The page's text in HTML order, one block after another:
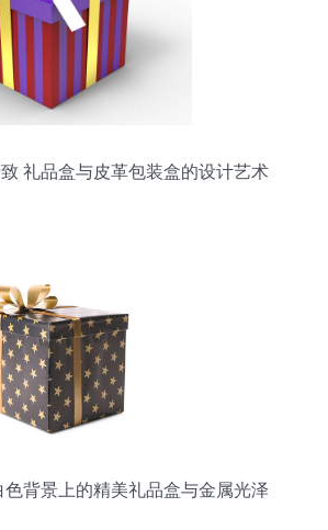
礼品盒与皮革包装盒的设计艺术
色背景上的精美礼品盒与金属光泽